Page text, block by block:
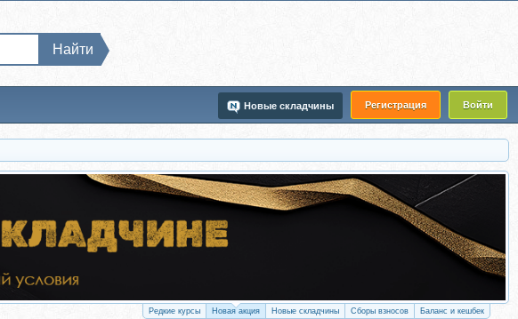
Регистрация Войти
Новые складчины
Найти
Редкие курсы Новая акция Новые складчины Сборы взносов Баланс и кешбек